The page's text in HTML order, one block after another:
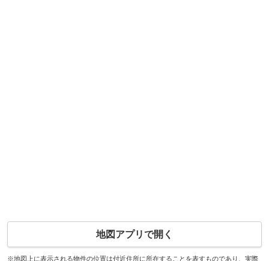
地図アプリで開く
※地図上に表示される物件の位置は付近住所に所在することを表すものであり、実際